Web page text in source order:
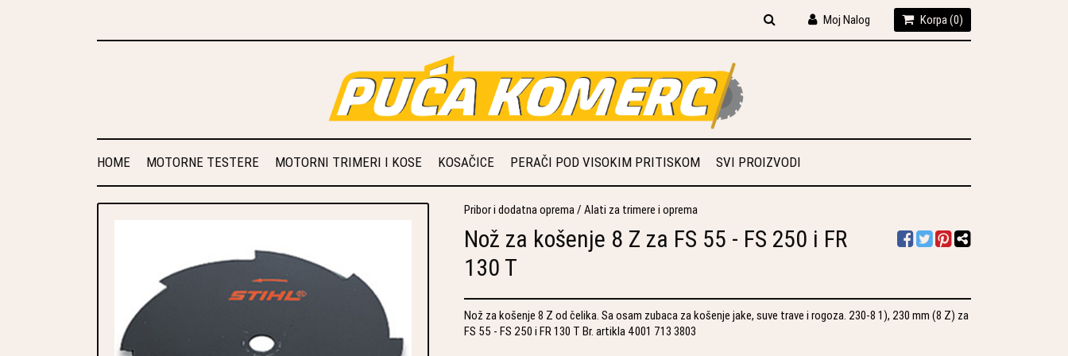
Moj Nalog Korpa (0)
HOME MOTORNE TESTERE MOTORNI TRIMERI I KOSE KOSAČICE PERAČI POD VISOKIM PRITISKOM SVI PROIZVODI
Pribor i dodatna oprema/ Alati za trimere i oprema
Nož za košenje 8 Z za FS 55 - FS 250 i FR
130 T
Nož za košenje 8 Z od čelika. Sa osam zubaca za košenje jake, suve trave i rogoza. 230-8 1), 230 mm (8 Z) za
FS 55 - FS 250 i FR 130 T Br. artikla 4001 713 3803